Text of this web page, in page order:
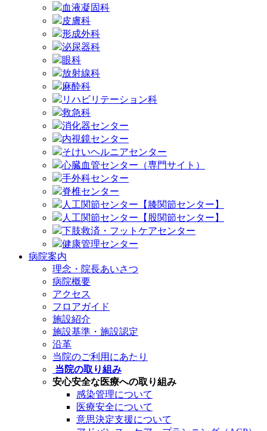
血液凝固科
皮膚科
形成外科
泌尿器科
眼科
放射線科
麻酔科
リハビリテーション科
救急科
消化器センター
内視鏡センター
そけいヘルニアセンター
心臓血管センター（専門サイト）
手外科センター
脊椎センター
人工関節センター【膝関節センター】
人工関節センター【股関節センター】
下肢救済・フットケアセンター
健康管理センター
病院案内
理念・院長あいさつ
病院概要
アクセス
フロアガイド
施設紹介
施設基準・施設認定
沿革
当院のご利用にあたり
当院の取り組み
安心安全な医療への取り組み
感染管理について
医療安全について
意思決定支援について